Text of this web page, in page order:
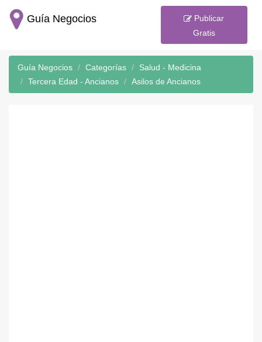
Guía Negocios
Publicar
Gratis
Guía Negocios Categorías
Salud - Medicina
Tercera Edad - Ancianos
Asilos de Ancianos